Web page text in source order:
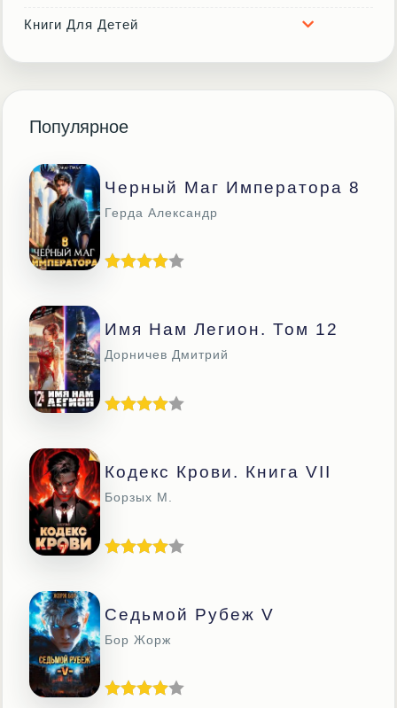
Книги Для Детей
Популярное
Черный Маг Императора 8
Герда Александр
Имя Нам Легион. Том 12
Дорничев Дмитрий
Кодекс Крови. Книга VII
Борзых М.
Седьмой Рубеж V
Бор Жорж